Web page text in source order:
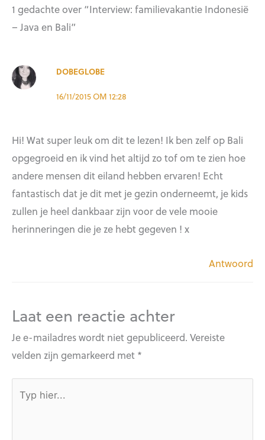
1 gedachte over “Interview: familievakantie Indonesië
– Java en Bali”
DOBEGLOBE
16/11/2015 OM 12:28
Hi! Wat super leuk om dit te lezen! Ik ben zelf op Bali
opgegroeid en ik vind het altijd zo tof om te zien hoe
andere mensen dit eiland hebben ervaren! Echt
fantastisch dat je dit met je gezin onderneemt, je kids
zullen je heel dankbaar zijn voor de vele mooie
herinneringen die je ze hebt gegeven ! x
Antwoord
Laat een reactie achter
Je e-mailadres wordt niet gepubliceerd. Vereiste
velden zijn gemarkeerd met *
hier...